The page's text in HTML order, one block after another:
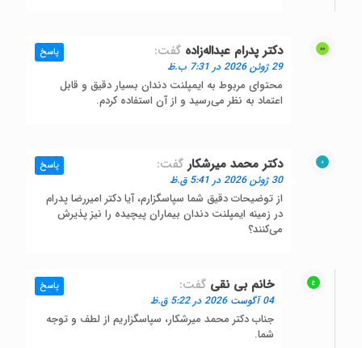
دکتر پدرام عبداله‌زاده گفت:
29 ژوئن 2026 در 7:31 ب.ظ
محتوای مربوط به ایمپلنت دندان بسیار دقیق و قابل
اعتماد به نظر می‌رسید و از آن استفاده کردم.
پاسخ
دکتر محمد میرشکار گفت:
30 ژوئن 2026 در 5:41 ق.ظ
از توضیحات دقیق شما سپاسگزارم، آیا دکتر امیررضا پدرام
در زمینه ایمپلنت دندان بیماران پیچیده را نیز پذیرش
می‌کنند؟
پاسخ
خانم بی نقی گفت:
04 آگوست 2026 در 5:22 ق.ظ
جناب دکتر محمد میرشکار، سپاسگزاریم از لطف و توجه
شما.
پاسخ